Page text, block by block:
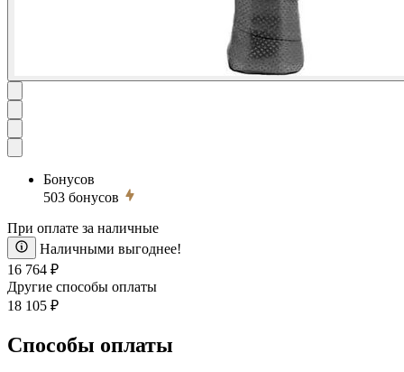
Бонусов
503 бонусов
При оплате за наличные
Наличными выгоднее!
16 764 ₽
Другие способы оплаты
18 105 ₽
Способы оплаты